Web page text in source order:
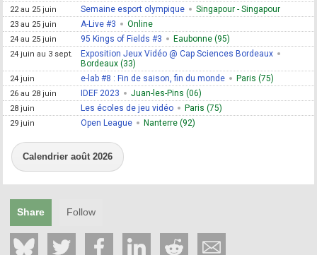
22 au 25 juin Semaine esport olympique Singapour - Singapour
23 au 25 juin A-Live #3 Online
24 au 25 juin 95 Kings of Fields #3 Eaubonne (95)
24 juin au 3 sept.
Exposition Jeux Vidéo @ Cap Sciences Bordeaux
Bordeaux (33)
24 juin e-lab #8 : Fin de saison, fin du monde Paris (75)
26 au 28 juin IDEF 2023 Juan-les-Pins (06)
28 juin Les écoles de jeu vidéo Paris (75)
29 juin Open League Nanterre (92)
Calendrier août 2026
Share Follow